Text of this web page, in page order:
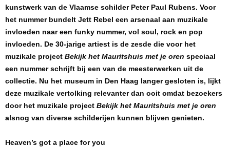
kunstwerk van de Vlaamse schilder Peter Paul Rubens. Voor
het nummer bundelt Jett Rebel een arsenaal aan muzikale
invloeden naar een funky nummer, vol soul, rock en pop
invloeden. De 30-jarige artiest is de zesde die voor het
muzikale project Bekijk het Mauritshuis met je oren speciaal
een nummer schrijft bij een van de meesterwerken uit de
collectie. Nu het museum in Den Haag langer gesloten is, lijkt
deze muzikale vertolking relevanter dan ooit omdat bezoekers
door het muzikale project Bekijk het Mauritshuis met je oren
alsnog van diverse schilderijen kunnen blijven genieten.
Heaven’s got a place for you